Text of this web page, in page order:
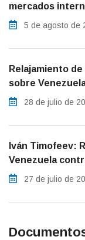
mercados
5 de agosto de
Relajamiento
sobre
28 de julio de
Iván Timofeev:
Venezuela
27 de julio de